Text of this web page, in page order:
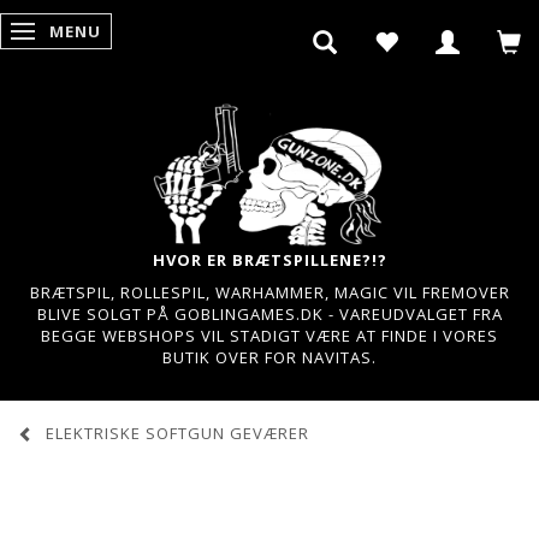
SKIFTE NAVIGATION
MENU
HVOR ER BRÆTSPILLENE?!?
BRÆTSPIL, ROLLESPIL, WARHAMMER, MAGIC VIL FREMOVER
BLIVE SOLGT PÅ GOBLINGAMES.DK - VAREUDVALGET FRA
BEGGE WEBSHOPS VIL STADIGT VÆRE AT FINDE I VORES
BUTIK OVER FOR NAVITAS.
ELEKTRISKE SOFTGUN GEVÆRER